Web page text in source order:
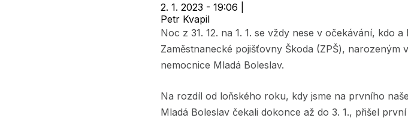
2. 1. 2023 - 19:06
Petr Kvapil
Noc z 31. 12. na 1. 1. se vždy nese v očekávání, kdo
Zaměstnanecké pojišťovny Škoda (ZPŠ),
nemocnice Mladá Boleslav.
Na rozdíl od loňského roku, kdy jsme na prvního
Mladá Boleslav čekali dokonce až do 3. 1., přišel